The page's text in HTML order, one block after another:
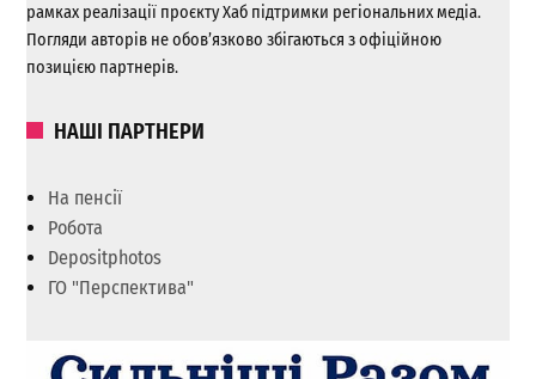
рамках реалізації проєкту Хаб підтримки регіональних медіа.
Погляди авторів не обов’язково збігаються з офіційною
позицією партнерів.
НАШІ ПАРТНЕРИ
На пенсії
Робота
Depositphotos
ГО "Перспектива"